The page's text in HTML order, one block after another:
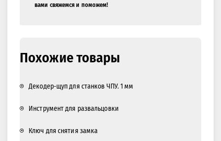
вами свяжемся и поможем!
Похожие товары
Декодер-щуп для станков ЧПУ. 1 мм
Инструмент для развальцовки
Ключ для снятия замка